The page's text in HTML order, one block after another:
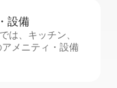
設⁠備
は、キッチン、
メニティ・設備